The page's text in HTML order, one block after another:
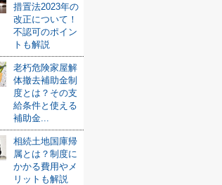
措置法2023年の
改正について！
不認可のポイン
トも解説
老朽危険家屋解
体撤去補助金制
度とは？その支
給条件と使える
補助金...
相続土地国庫帰
属とは？制度に
かかる費用やメ
リットも解説